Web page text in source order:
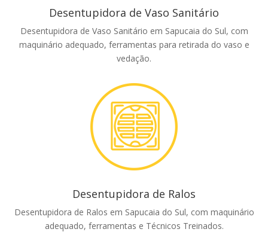
Desentupidora de Vaso Sanitário
Desentupidora de Vaso Sanitário em Sapucaia do Sul, com
maquinário adequado, ferramentas para retirada do vaso e
vedação.
Desentupidora de Ralos
Desentupidora de Ralos em Sapucaia do Sul, com maquinário
adequado, ferramentas e Técnicos Treinados.